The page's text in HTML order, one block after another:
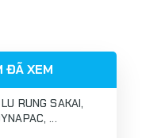
ĐÃ XEM
RUNG SAKAI,
...